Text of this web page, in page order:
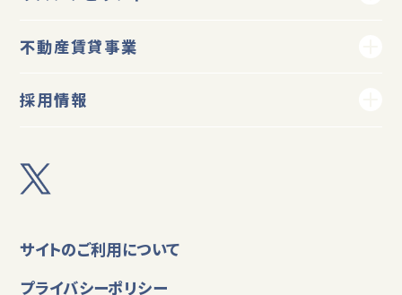
不動産賃貸事業
採用情報
サイトのご利用について
プライバシーポリシー